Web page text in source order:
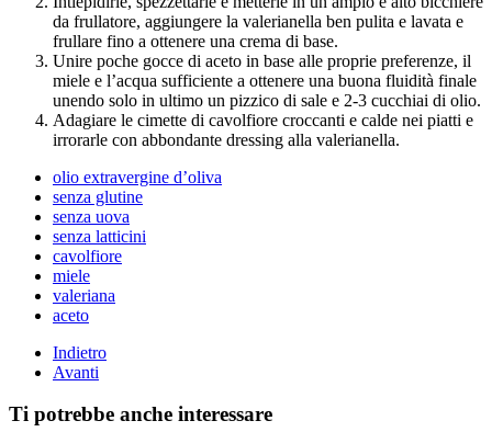
da frullatore, aggiungere la valerianella ben pulita e lavata e
frullare fino a ottenere una crema di base.
Unire poche gocce di aceto in base alle proprie preferenze, il
miele e l’acqua sufficiente a ottenere una buona fluidità finale
unendo solo in ultimo un pizzico di sale e 2-3 cucchiai di olio.
Adagiare le cimette di cavolfiore croccanti e calde nei piatti e
irrorarle con abbondante dressing alla valerianella.
olio extravergine d’oliva
senza glutine
senza uova
senza latticini
cavolfiore
miele
valeriana
aceto
Indietro
Avanti
Ti potrebbe anche interessare